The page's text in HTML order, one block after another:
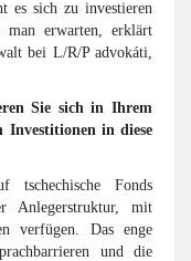
es sich zu investieren
man erwarten, erklärt
bei L/R/P advokáti,
Sie sich in Ihrem
Investitionen in diese
Fonds
Anlegerstruktur, mit
verfügen. Das enge
und die